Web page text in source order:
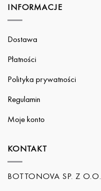
INFORMACJE
Dostawa
Płatności
Polityka prywatności
Regulamin
Moje konto
KONTAKT
BOTTONOVA SP. Z O.O.